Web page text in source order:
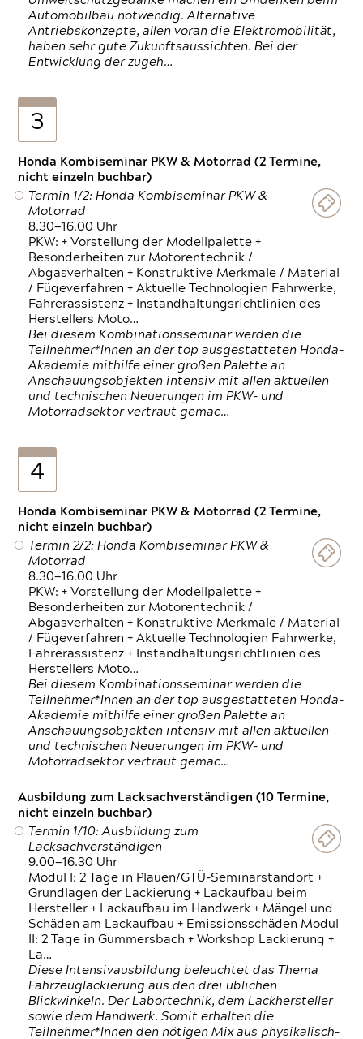
Automobilbau notwendig. Alternative
Antriebskonzepte, allen voran die Elektromobilität,
haben sehr gute Zukunftsaussichten. Bei der
Entwicklung der zugeh…
3
Honda Kombiseminar PKW & Motorrad (2 Termine,
nicht einzeln buchbar)
Termin 1/2: Honda Kombiseminar PKW &
Motorrad
8.30—16.00 Uhr
PKW: + Vorstellung der Modellpalette +
Besonderheiten zur Motorentechnik /
Abgasverhalten + Konstruktive Merkmale / Material
/ Fügeverfahren + Aktuelle Technologien Fahrwerke,
Fahrerassistenz + Instandhaltungsrichtlinien des
Herstellers Moto…
Bei diesem Kombinationsseminar werden die
Teilnehmer*Innen an der top ausgestatteten Honda-
Akademie mithilfe einer großen Palette an
Anschauungsobjekten intensiv mit allen aktuellen
und technischen Neuerungen im PKW- und
Motorradsektor vertraut gemac…
4
Honda Kombiseminar PKW & Motorrad (2 Termine,
nicht einzeln buchbar)
Termin 2/2: Honda Kombiseminar PKW &
Motorrad
8.30—16.00 Uhr
PKW: + Vorstellung der Modellpalette +
Besonderheiten zur Motorentechnik /
Abgasverhalten + Konstruktive Merkmale / Material
/ Fügeverfahren + Aktuelle Technologien Fahrwerke,
Fahrerassistenz + Instandhaltungsrichtlinien des
Herstellers Moto…
Bei diesem Kombinationsseminar werden die
Teilnehmer*Innen an der top ausgestatteten Honda-
Akademie mithilfe einer großen Palette an
Anschauungsobjekten intensiv mit allen aktuellen
und technischen Neuerungen im PKW- und
Motorradsektor vertraut gemac…
Ausbildung zum Lacksachverständigen (10 Termine,
nicht einzeln buchbar)
Termin 1/10: Ausbildung zum
Lacksachverständigen
9.00—16.30 Uhr
Modul I: 2 Tage in Plauen/GTÜ-Seminarstandort +
Grundlagen der Lackierung + Lackaufbau beim
Hersteller + Lackaufbau im Handwerk + Mängel und
Schäden am Lackaufbau + Emissionsschäden Modul
II: 2 Tage in Gummersbach + Workshop Lackierung +
La…
Diese Intensivausbildung beleuchtet das Thema
Fahrzeuglackierung aus den drei üblichen
Blickwinkeln. Der Labortechnik, dem Lackhersteller
sowie dem Handwerk. Somit erhalten die
Teilnehmer*Innen den nötigen Mix aus physikalisch-